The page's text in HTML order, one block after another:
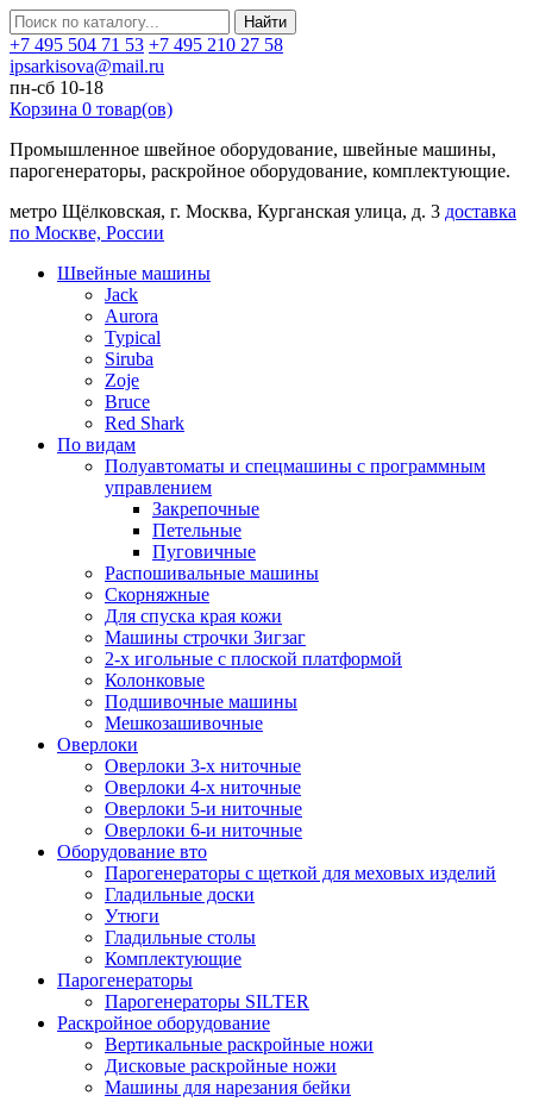
Найти
+7 495 504 71 53 +7 495 210 27 58
ipsarkisova@mail.ru
пн-сб 10-18
Корзина 0 товар(ов)
Промышленное швейное оборудование, швейные машины,
парогенераторы, раскройное оборудование, комплектующие.
метро Щёлковская, г. Москва, Курганская улица, д. 3 доставка
по Москве, России
Швейные машины
Jack
Aurora
Typical
Siruba
Zoje
Bruce
Red Shark
По видам
Полуавтоматы и спецмашины с программным
управлением
Закрепочные
Петельные
Пуговичные
Распошивальные машины
Скорняжные
Для спуска края кожи
Машины строчки Зигзаг
2-х игольные с плоской платформой
Колонковые
Подшивочные машины
Мешкозашивочные
Оверлоки
Оверлоки 3-х ниточные
Оверлоки 4-х ниточные
Оверлоки 5-и ниточные
Оверлоки 6-и ниточные
Оборудование вто
Парогенераторы с щеткой для меховых изделий
Гладильные доски
Утюги
Гладильные столы
Комплектующие
Парогенераторы
Парогенераторы SILTER
Раскройное оборудование
Вертикальные раскройные ножи
Дисковые раскройные ножи
Машины для нарезания бейки